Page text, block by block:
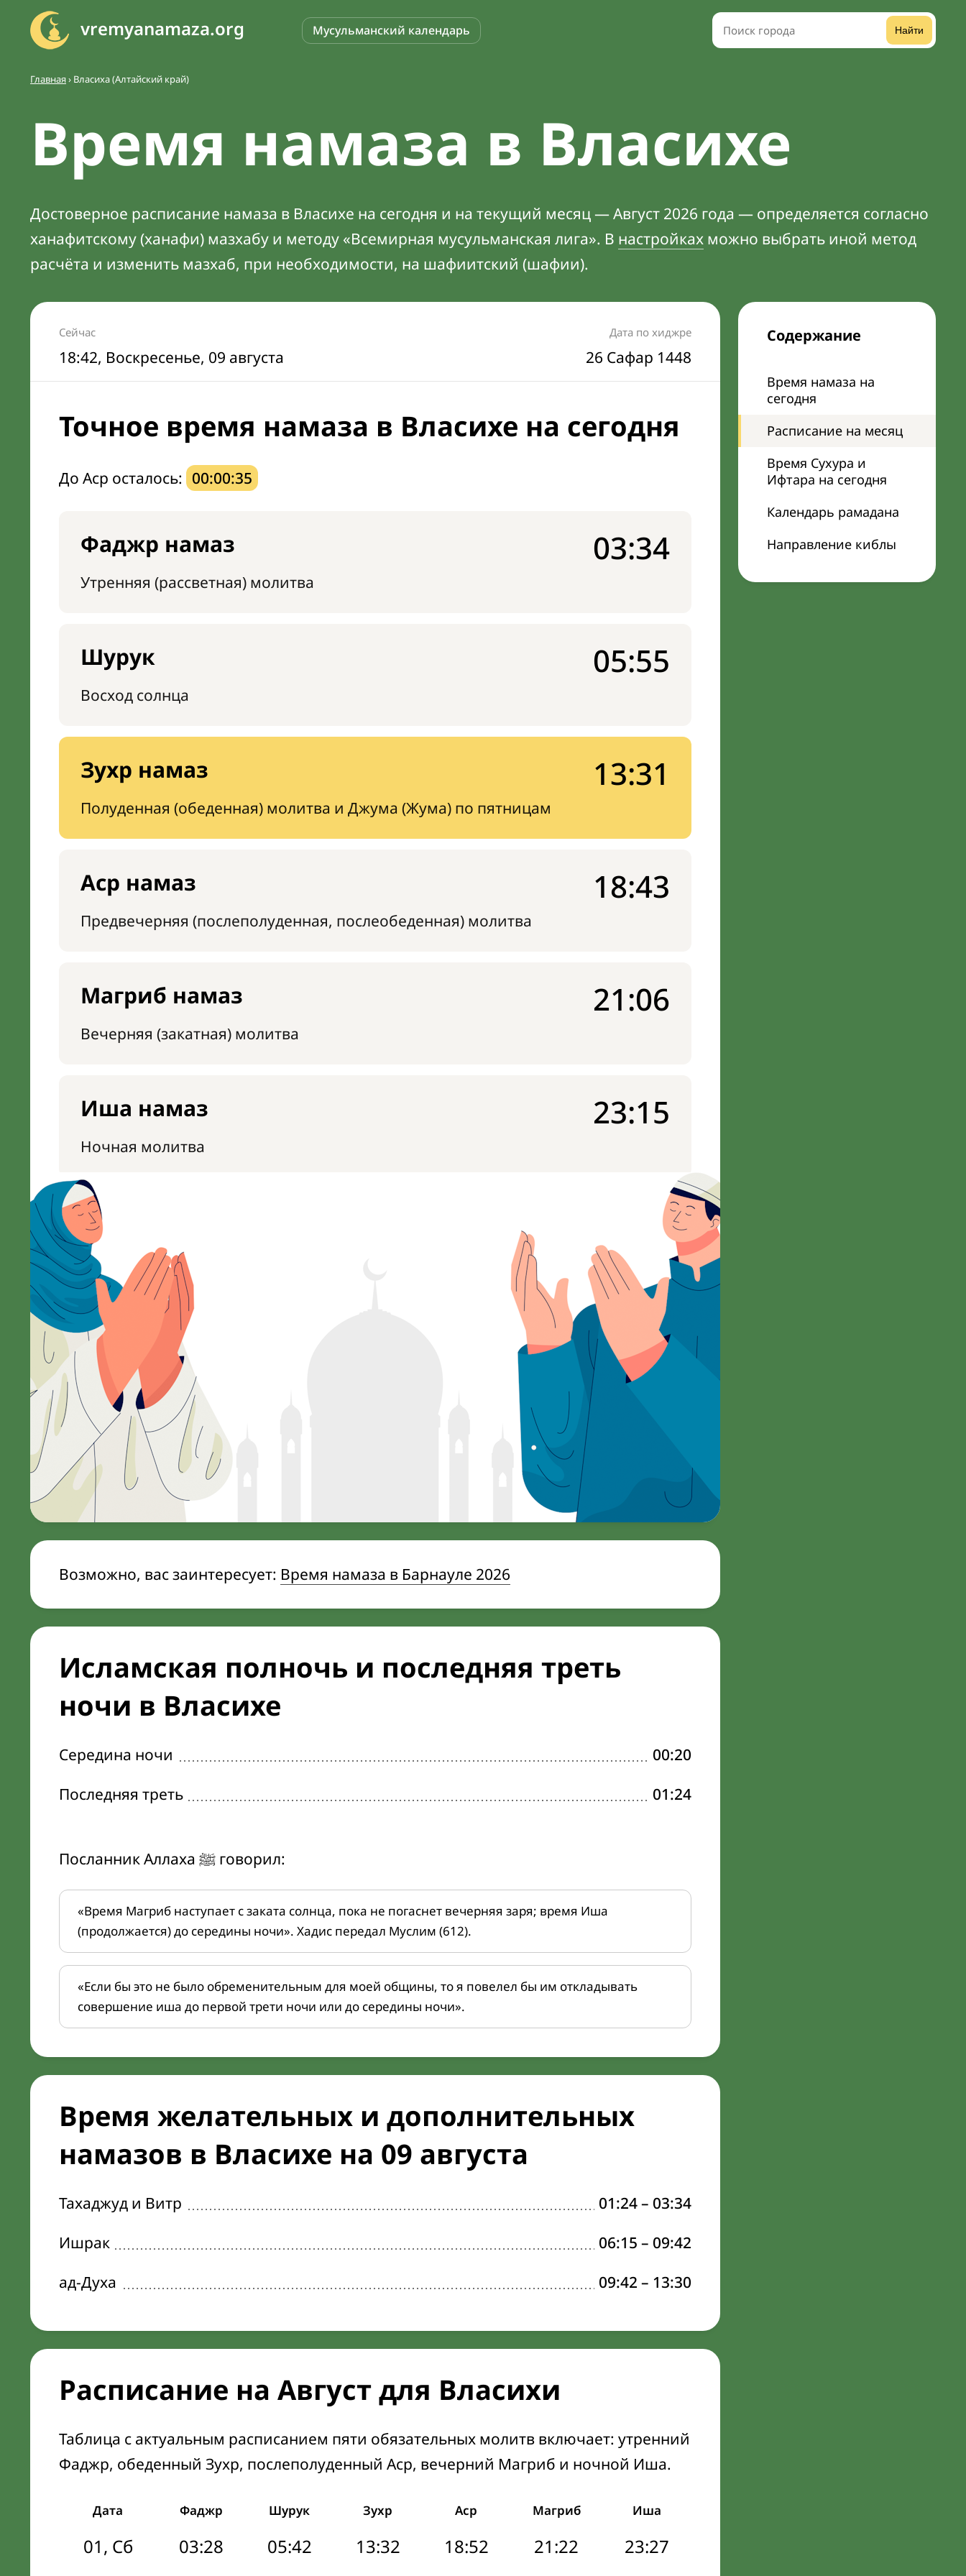
vremyanamaza.org Мусульманский календарь Найти
Главная› Власиха (Алтайский край)
Время намаза в Власихе
Достоверное расписание намаза в Власихе на сегодня и на текущий месяц — Август 2026 года — определяется согласно
ханафитскому (ханафи) мазхабу и методу «Всемирная мусульманская лига». В настройках можно выбрать иной метод
расчёта и изменить мазхаб, при необходимости, на шафиитский (шафии).
Содержание
Время намаза на
сегодня
Расписание на месяц
Время Сухура и
Ифтара на сегодня
Календарь рамадана
Направление киблы
Сейчас
18:42, Воскресенье, 09 августа
Дата по хиджре
26 Сафар 1448
Точное время намаза в Власихе на сегодня
До Аср осталось: 00:00:34
Фаджр намаз
Утренняя (рассветная) молитва
03:34
Шурук
Восход солнца
05:55
Зухр намаз
Полуденная (обеденная) молитва и Джума (Жума) по пятницам
13:31
Аср намаз
Предвечерняя (послеполуденная, послеобеденная) молитва
18:43
Магриб намаз
Вечерняя (закатная) молитва
21:06
Иша намаз
Ночная молитва
23:15
Возможно, вас заинтересует: Время намаза в Барнауле 2026
Исламская полночь и последняя треть
ночи в Власихе
Середина ночи
00:20
Последняя треть
01:24
Посланник Аллаха ﷺ говорил:
«Время Магриб наступает с заката солнца, пока не погаснет вечерняя заря; время Иша
(продолжается) до середины ночи». Хадис передал Муслим (612).
«Если бы это не было обременительным для моей общины, то я повелел бы им откладывать
совершение иша до первой трети ночи или до середины ночи».
Время желательных и дополнительных
намазов в Власихе на 09 августа
Тахаджуд и Витр 01:24– 03:34
Ишрак
06:15 – 09:42
ад-Духа
09:42 – 13:30
Расписание на Август для Власихи
Таблица с актуальным расписанием пяти обязательных молитв включает: утренний
Фаджр, обеденный Зухр, послеполуденный Аср, вечерний Магриб и ночной Иша.
Дата Фаджр Шурук Зухр Аср Магриб Иша
01, Сб 03:28 05:42 13:32 18:52 21:22
23:27